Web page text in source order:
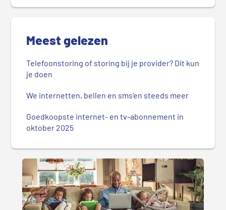
Meest gelezen
Telefoonstoring of storing bij je provider? Dit kun
je doen
We internetten, bellen en sms’en steeds meer
Goedkoopste internet- en tv-abonnement in
oktober 2025